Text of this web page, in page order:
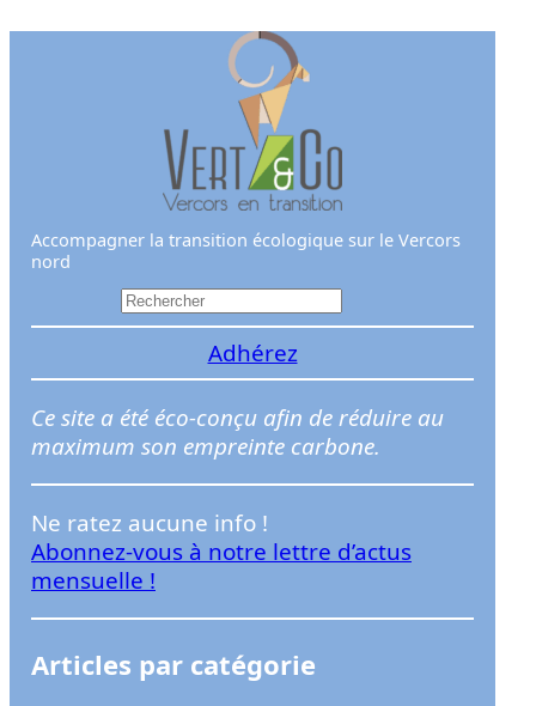
Accompagner la transition écologique sur le Vercors
nord
e
h
e
r
e
r
Adhérez
Ce site a été éco-conçu afin de réduire au
maximum son empreinte carbone.
Ne ratez aucune info !
Abonnez-vous à notre lettre d’actus
mensuelle !
Articles par catégorie